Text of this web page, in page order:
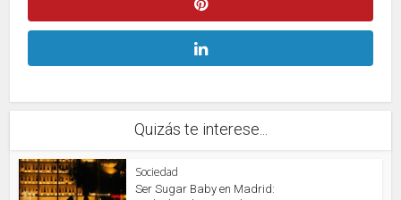
Quizás te interese...
Sociedad
Ser Sugar Baby en Madrid: